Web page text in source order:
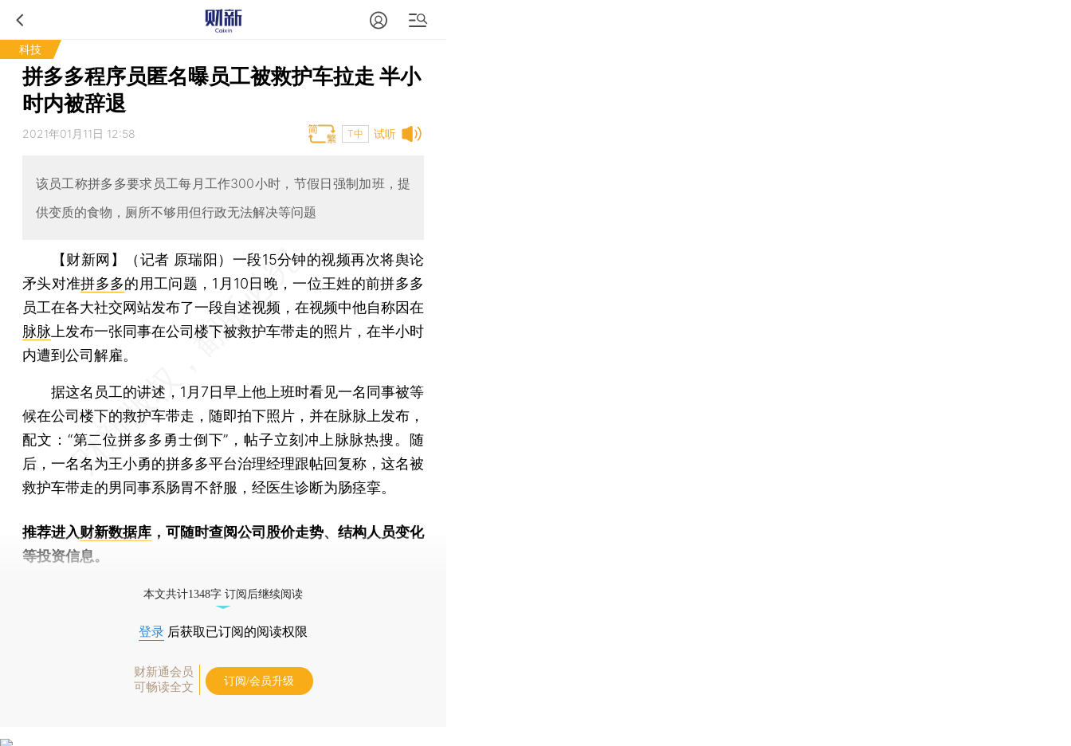
科技
拼多多程序员匿名曝员工被救护车拉走 半小
时内被辞退
试听
2021年01月11日 12:58 T中
该员工称拼多多要求员工每月工作300小时，节假日强制加班，提
供变质的食物，厕所不够用但行政无法解决等问题
【财新网】（记者 原瑞阳） 一段15分钟的视频再次将舆论
矛头对准拼多多的用工问题，1月10日晚，一位王姓的前拼多多
员工在各大社交网站发布了一段自述视频，在视频中他自称因在
脉脉 上发布一张同事在公司楼下被救护车带走的照片，在半小时
内遭到公司解雇。
据这名员工的讲述，1月7日早上他上班时看见一名同事被等
候在公司楼下的救护车带走，随即拍下照片，并在脉脉上发布，
配文：“第二位拼多多勇士倒下”，帖子立刻冲上脉脉热搜。随
后，一名名为王小勇的拼多多平台治理经理跟帖回复称，这名被
救护车带走的男同事系肠胃不舒服，经医生诊断为肠痉挛。
推荐进入财新数据库 ，可随时查阅公司股价走势、结构人员变化
等投资信息。
本文共计1348字 订阅后继续阅读
登录 后获取已订阅的阅读权限
财新通会员
可畅读全文
订阅/会员升级